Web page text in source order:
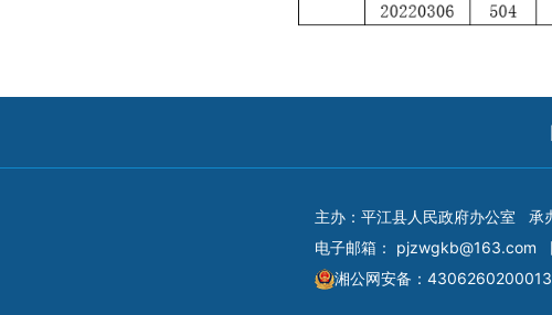
主办：平江县人民政府办公室 承
电子邮箱： pjzwgkb@163.com
湘公网安备：